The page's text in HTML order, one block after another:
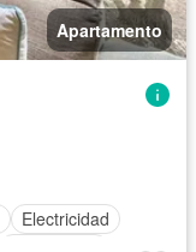
Apartamento
Electricidad